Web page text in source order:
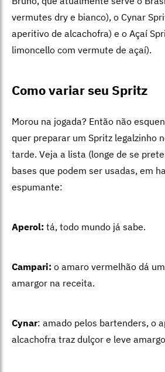
vermutes dry e bianco), o Cynar
aperitivo de alcachofra) e o Açaí
limoncello com vermute de açaí).
Como variar seu Spritz
Morou na jogada? Então não
quer preparar um Spritz legalzinho
tarde. Veja a lista (longe de se
bases que podem ser usadas, em
espumante:
Aperol: tá, todo mundo já sabe.
Campari: o amaro vermelhão dá
amargor na receita.
Cynar: amado pelos bartenders, o
alcachofra traz dulçor e leve